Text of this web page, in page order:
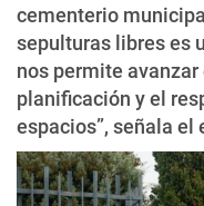
cementerio
sepulturas libres es
nos permite
planificación y el
espacios”, señala el